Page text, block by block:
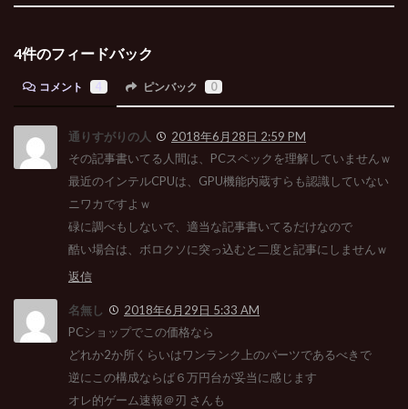
4件のフィードバック
コメント ピンバック 0
通りすがりの人
2018年6月28日 2:59 PM
その記事書いてる人間は、PCスペックを理解していませんｗ
最近のインテルCPUは、GPU機能内蔵すらも認識していない
ニワカですよｗ
碌に調べもしないで、適当な記事書いてるだけなので
酷い場合は、ボロクソに突っ込むと二度と記事にしませんｗ
返信
名無し
2018年6月29日 5:33 AM
PCショップでこの価格なら
どれか2か所くらいはワンランク上のパーツであるべきで
逆にこの構成ならば６万円台が妥当に感じます
オレ的ゲーム速報＠刃 さんも